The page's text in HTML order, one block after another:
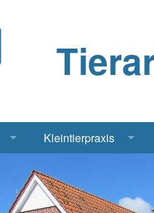
Kleintierpraxis
Heimtiere